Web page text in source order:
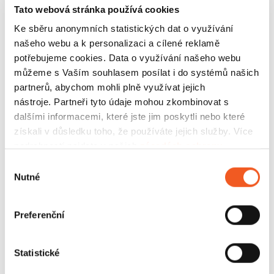
Tato webová stránka používá cookies
Ke sběru anonymních statistických dat o využívání
našeho webu a k personalizaci a cílené reklamě
potřebujeme cookies. Data o využívání našeho webu
můžeme s Vaším souhlasem posílat i do systémů našich
partnerů, abychom mohli plně využívat jejich
nástroje. Partneři tyto údaje mohou zkombinovat s
dalšími informacemi, které jste jim poskytli nebo které
získali v důsledku toho, že používáte jejich služby. Více
souhlasu
Nutné
Preferenční
Statistické
stráví u kávovaru. Skutečná finanční a byznysová
hodnota vzniká až tehdy, když díky AI procesy
zcela redefinujeme nebo úplně eliminujeme
Velkým tématem byla také ekonomická
udržitelnost. Náklady na tokeny rostou raketovým
tempem a firemní API účty snadno vyskočí na
desítky tisíc dolarů měsíčně. Je proto nezbytné
zavést přísnouAI hygienu.Na rutinní úkoly, jako
je zákaznická podpora prvního stupně, není
model na trhu.
Diskuse otevřela i varovný fenomén dnešní doby:
stínové IT (Shadow IT)
. Demokratizace AI vedla k
aplikace a automatizace na koleni. Vzniká tím
obrovský technologický dluh a bezpečnostní